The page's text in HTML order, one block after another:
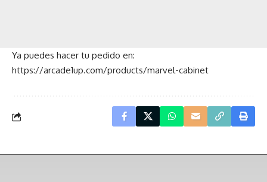
Ya puedes hacer tu pedido en:
https://arcade1up.com/products/marvel-cabinet